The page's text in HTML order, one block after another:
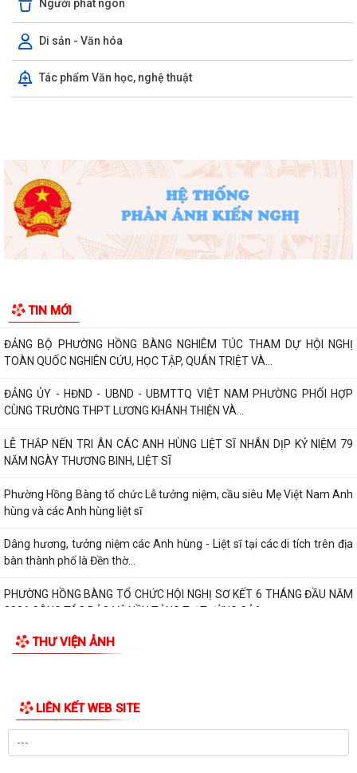
Người phát ngôn
Di sản - Văn hóa
Tác phẩm Văn học, nghệ thuật
TIN MỚI
PHƯỜNG HỒNG BÀNG NÂNG CAO CHẤT LƯỢNG SINH HOẠT CHI BỘ TỪ
CƠ SỞ
Trường Tiểu học Đinh Tiên Hoàng (phường Hồng Bàng) tăng kiến thức,
kỹ năng phòng chống đuối nước...
HỘI NGƯỜI CAO TUỔI PHƯỜNG HỒNG BÀNG TỔ CHỨC HỘI NGHỊ SƠ
KẾT CÔNG TÁC HỘI 6 THÁNG ĐẦU NĂM 2026
ĐẢNG BỘ PHƯỜNG HỒNG BÀNG NGHIÊM TÚC THAM DỰ HỘI NGHỊ
TOÀN QUỐC NGHIÊN CỨU, HỌC TẬP, QUÁN TRIỆT VÀ...
CÙNG TRƯỜNG THPT LƯƠNG KHÁNH THIỆN VÀ...
LỄ THẮP NẾN TRI ÂN CÁC ANH HÙNG LIỆT SĨ NHÂN DỊP KỶ NIỆM 79
NĂM NGÀY THƯƠNG BINH, LIỆT SĨ
Phường Hồng Bàng tổ chức Lễ tưởng niệm, cầu siêu Mẹ Việt Nam Anh
hùng và các Anh hùng liệt sĩ
Dâng hương, tưởng niệm các Anh hùng - Liệt sĩ tại các di tích trên địa
bàn thành phố là Đền thờ...
2026 CÔNG TÁC BẢO VỆ NỀN TẢNG TƯ TƯỞNG CỦA...
thương binh, thân nhân liệt sỹ CAND
Phường Hồng Bàng phát huy vai trò, nâng cao hiệu lực, hiệu quả hoạt
động của bộ máy chính quyền cơ...
TUỔI TRẺ PHƯỜNG HỒNG BÀNG TỔ CHỨC CHƯƠNG TRÌNH NÓI
CHUYỆN TRUYỀN THỐNG NHÂN KỶ NIỆM 79 NĂM NGÀY...
Chủ tịch UBND thành phố tặng Bằng...
Đoàn lãnh đạo Đảng uỷ - HĐND - UBND - UBMTQ Việt Nam phường